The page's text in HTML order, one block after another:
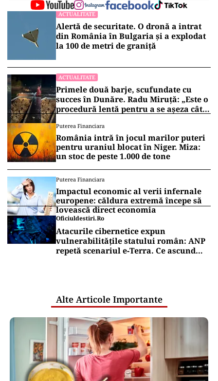
ACTUALITATE
Alertă de securitate. O dronă a intrat
din România în Bulgaria şi a explodat
la 100 de metri de graniţă
ACTUALITATE
Primele două barje, scufundate cu
succes în Dunăre. Radu Miruță: „Este o
procedură lentă pentru a se așeza cât
Puterea Financiara
România intră în jocul marilor puteri
pentru uraniul blocat în Niger. Miza:
un stoc de peste 1.000 de tone
Puterea Financiara
Impactul economic al verii infernale
europene: căldura extremă începe să
lovească direct economia
Oficiuldestiri.ro
Atacurile cibernetice expun
vulnerabilitățile statului român: ANP
repetă scenariul e‑Terra. Ce ascund
Alte Articole Importante